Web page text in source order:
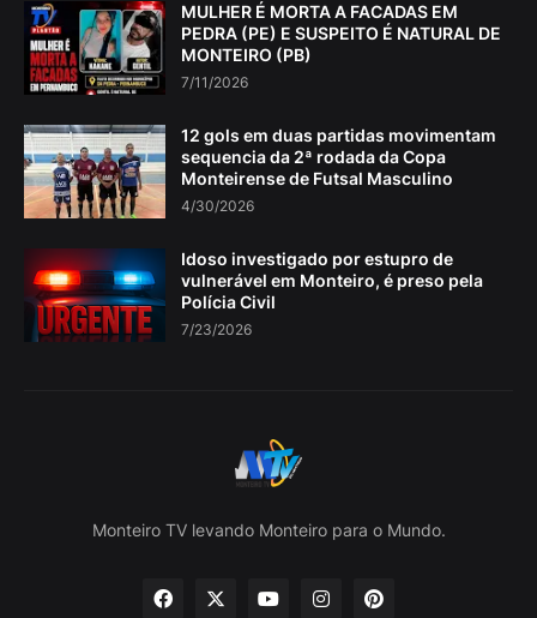
MULHER É MORTA A FACADAS EM
PEDRA (PE) E SUSPEITO É NATURAL DE
MONTEIRO (PB)
7/11/2026
12 gols em duas partidas movimentam
sequencia da 2ª rodada da Copa
Monteirense de Futsal Masculino
4/30/2026
Idoso investigado por estupro de
vulnerável em Monteiro, é preso pela
Polícia Civil
7/23/2026
Monteiro TV levando Monteiro para o Mundo.